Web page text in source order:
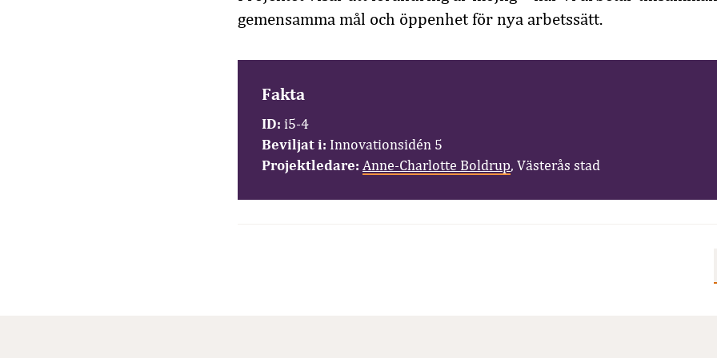
gemensamma mål och öppenhet för nya arbetssätt.
Fakta
ID: i5-4
Beviljat i: Innovationsidén 5
Projektledare: Anne-Charlotte Boldrup, Västerås stad